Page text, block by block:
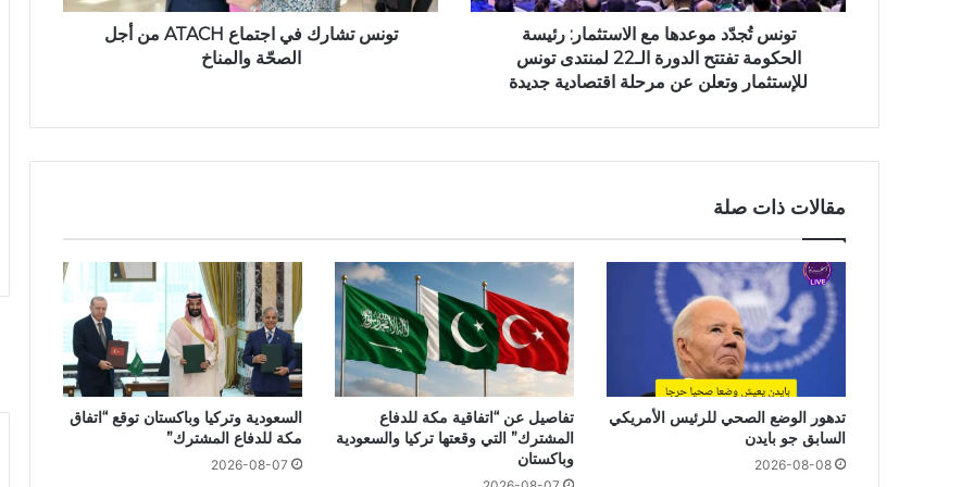
تونس تُجدّد موعدها مع الاستثمار: رئيسة
الحكومة تفتتح الدورة الـ22 لمنتدى تونس
للإستثمار وتعلن عن مرحلة اقتصادية جديدة
تونس تشارك في اجتماع ATACH من أجل
الصحّة والمناخ
مقالات ذات صلة
تدهور الوضع الصحي للرئيس الأمريكي
السابق جو بايدن
2026-08-08
تفاصيل عن “اتفاقية مكة للدفاع
المشترك” التي وقعتها تركيا والسعودية
وباكستان
السعودية وتركيا وباكستان توقع “اتفاق
مكة للدفاع المشترك”
2026-08-07